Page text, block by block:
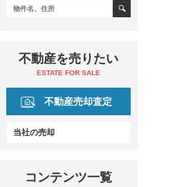
不動産を売りたい
ESTATE FOR SALE
不動産売却査定
当社の売却
コンテンツ一覧